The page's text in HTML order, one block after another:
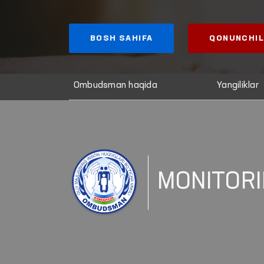
BOSH SAHIFA
Ombudsman haqida Yangiliklar